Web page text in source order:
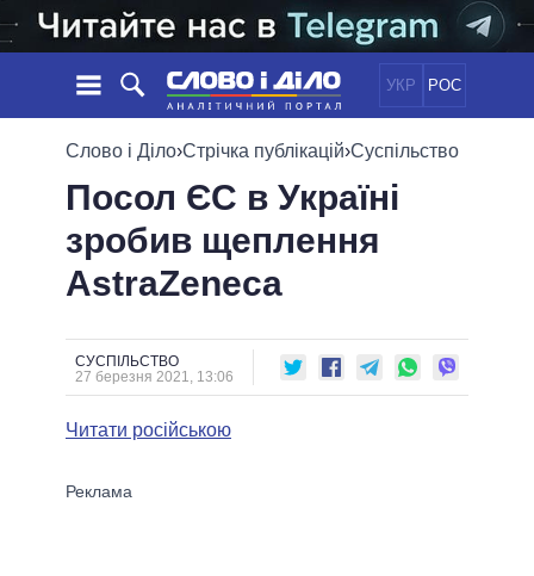
УКР РОС
НОВИНИ
СТРІЧКА
ПОДІЇ
СТАТТІ
ОГЛЯДИ
ДАЙДЖЕСТИ
ПОЛІТИКА
ЕКОНОМІКА
ОБIЦЯНКИ
ПОЛIТИКИ
ПРЕЗИДЕНТ І ОФІС
ВЕРХОВНА РАДА
ВІДЕО
Слово і Діло›Стрічка публікацій›Суспільство
Посол ЄС в Україні
зробив щеплення
AstraZeneca
СУСПІЛЬСТВО
27 березня 2021, 13:06
Читати російською